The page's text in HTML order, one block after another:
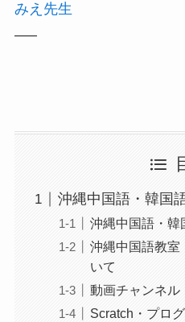
みえ先生
—–
沖縄中国語・韓国
沖縄中国語・韓
沖縄中国語教室
いて
動画チャンネル
Scratch・プロ